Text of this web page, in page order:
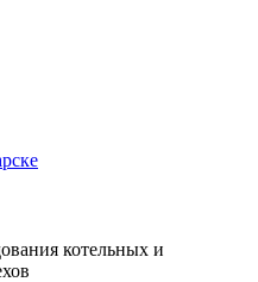
котельных и